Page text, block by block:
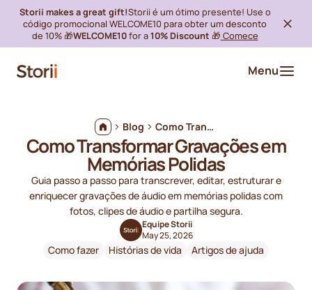
Storii makes a great gift!Storii é um ótimo presente! Use o
código promocional WELCOME10 para obter um desconto
de 10% 🎁WELCOME10for a10% Discount 🎁 Comece
Menu
Blog Como Transformar Gravações em Memórias Polidas
Como Transformar Gravações em
Memórias Polidas
Guia passo a passo para transcrever, editar, estruturar e
enriquecer gravações de áudio em memórias polidas com
fotos, clipes de áudio e partilha segura.
Equipe Storii
May 25, 2026
Como fazer Histórias de vida Artigos de ajuda